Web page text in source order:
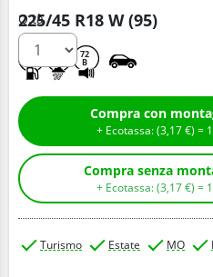
225/45 R18 W (95)
72
B
Q.tà
+ Ecotassa: (3,17€ ) =
+ Ecotassa: (3,17€ ) =
Turismo Estate MO